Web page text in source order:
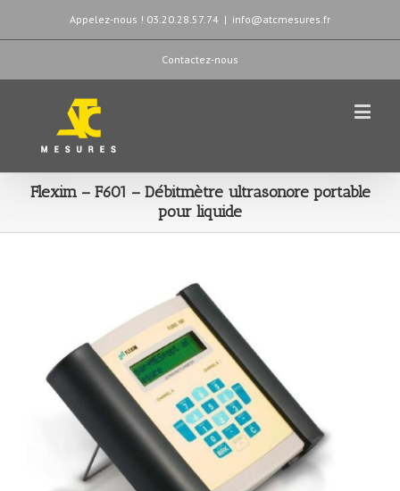
Appelez-nous ! 03.20.28.57.74 | info@atcmesures.fr
Contactez-nous
Flexim – F601 – Débitmètre ultrasonore portable
pour liquide